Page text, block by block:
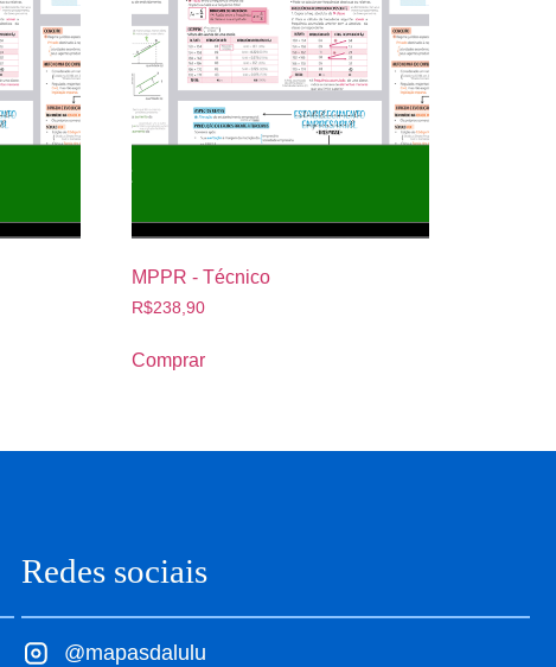
MPPR - Técnico
R$238,90
Comprar
Redes sociais
@mapasdalulu